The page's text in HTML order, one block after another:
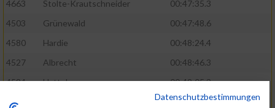
4663 Stolte-Krautschneider
00:47:35.3
4503
Grünewald
00:47:48.6
4580
Hardie
00:48:24.4
4527
Albrecht
00:48:46.3
4584
Hattel
00:49:05.3
4631
00:49:22.9
Datenschutzbestimmungen